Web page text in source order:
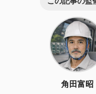
角田富昭